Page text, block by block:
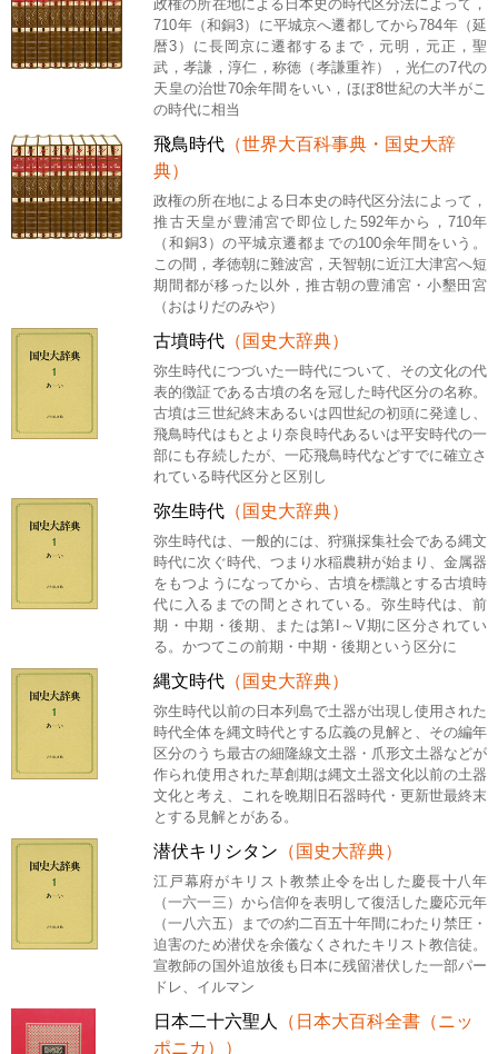
政権の所在地による日本史の時代区分法によって，
710年（和銅3）に平城京へ遷都してから784年（延
暦3）に長岡京に遷都するまで，元明，元正，聖
武，孝謙，淳仁，称徳（孝謙重祚），光仁の7代の
天皇の治世70余年間をいい，ほぼ8世紀の大半がこ
の時代に相当
飛鳥時代 （世界大百科事典・国史大辞
典）
政権の所在地による日本史の時代区分法によって，
推古天皇が豊浦宮で即位した592年から，710年
（和銅3）の平城京遷都までの100余年間をいう。
この間，孝徳朝に難波宮，天智朝に近江大津宮へ短
期間都が移った以外，推古朝の豊浦宮・小墾田宮
（おはりだのみや）
古墳時代 （国史大辞典）
弥生時代につづいた一時代について、その文化の代
表的徴証である古墳の名を冠した時代区分の名称。
古墳は三世紀終末あるいは四世紀の初頭に発達し、
飛鳥時代はもとより奈良時代あるいは平安時代の一
部にも存続したが、一応飛鳥時代などすでに確立さ
れている時代区分と区別し
弥生時代 （国史大辞典）
弥生時代は、一般的には、狩猟採集社会である縄文
時代に次ぐ時代、つまり水稲農耕が始まり、金属器
をもつようになってから、古墳を標識とする古墳時
代に入るまでの間とされている。弥生時代は、前
期・中期・後期、または第I～V期に区分されてい
る。かつてこの前期・中期・後期という区分に
縄文時代 （国史大辞典）
弥生時代以前の日本列島で土器が出現し使用された
時代全体を縄文時代とする広義の見解と、その編年
区分のうち最古の細隆線文土器・爪形文土器などが
作られ使用された草創期は縄文土器文化以前の土器
文化と考え、これを晩期旧石器時代・更新世最終末
とする見解とがある。
潜伏キリシタン （国史大辞典）
江戸幕府がキリスト教禁止令を出した慶長十八年
（一六一三）から信仰を表明して復活した慶応元年
（一八六五）までの約二百五十年間にわたり禁圧・
迫害のため潜伏を余儀なくされたキリスト教信徒。
宣教師の国外追放後も日本に残留潜伏した一部パー
ドレ、イルマン
日本二十六聖人
（日本大百科全書（ニッ
ポニカ））